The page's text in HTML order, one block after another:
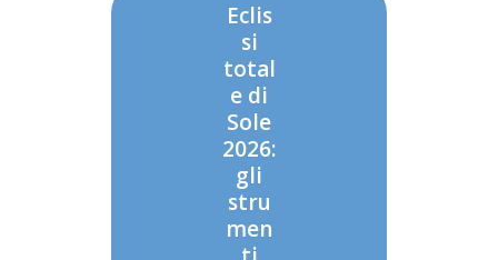
Eclis
si
total
e di
Sole
2026:
gli
stru
men